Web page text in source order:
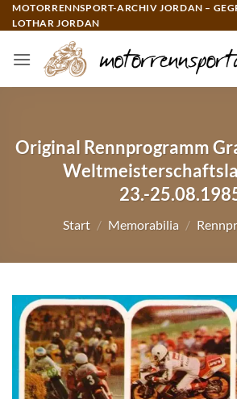
Zum
Inhalt
MOTORRENNSPORT-ARCHIV JORDAN –
LOTHAR JORDAN
Original Rennprogramm
23.-
Start / Memorabilia /